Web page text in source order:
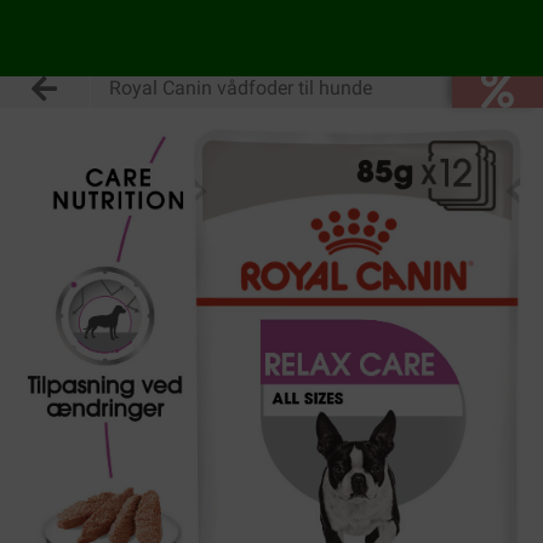
Royal Canin vådfoder til hunde